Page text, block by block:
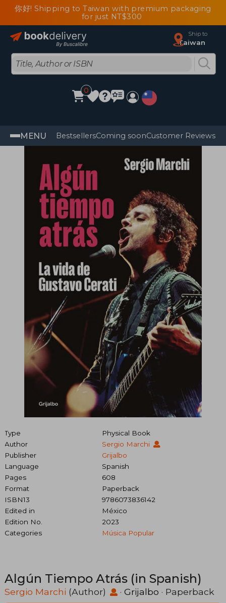
你好! Shipping to Taiwan with premium packaging
for just NT$300
Ship to
Taiwan
0
MENU BestsellersComing soonCustomer Reviews
Type
Physical Book
Author
Sergio Marchi
Publisher
Grijalbo
Language
Spanish
Pages
608
Format
Paperback
ISBN13
9786073836142
Edited in
México
Edition No.
2023
Categories
Música Popular
Algún Tiempo Atrás (in Spanish)
Sergio Marchi (Author) · Grijalbo · Paperback